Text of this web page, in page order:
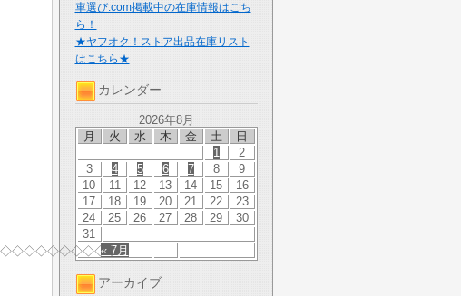
車選び.com掲載中の在庫情報はこち
ら！
★ヤフオク！ストア出品在庫リスト
はこちら★
カレンダー
2026年8月
月
火 水 木 金 土 日
« 7月
1
2
3
4 5 6 7 8
9
10
11 12 13 14 15
16
17
18 19 20 21 22
23
24
25 26 27 28 29
30
31
アーカイブ